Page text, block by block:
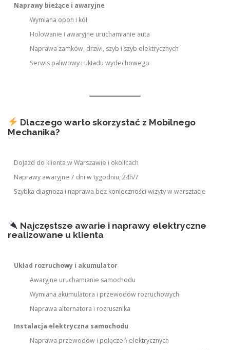
Naprawy bieżące i awaryjne
Wymiana opon i kół
Holowanie i awaryjne uruchamianie auta
Naprawa zamków, drzwi, szyb i szyb elektrycznych
Serwis paliwowy i układu wydechowego
Dlaczego warto skorzystać z Mobilnego
Mechanika?
Dojazd do klienta w Warszawie i okolicach
Naprawy awaryjne 7 dni w tygodniu, 24h/7
Szybka diagnoza i naprawa bez konieczności wizyty w warsztacie
Najczęstsze awarie i naprawy elektryczne
realizowane u klienta
Układ rozruchowy i akumulator
Awaryjne uruchamianie samochodu
Wymiana akumulatora i przewodów rozruchowych
Naprawa alternatora i rozrusznika
Instalacja elektryczna samochodu
Naprawa przewodów i połączeń elektrycznych